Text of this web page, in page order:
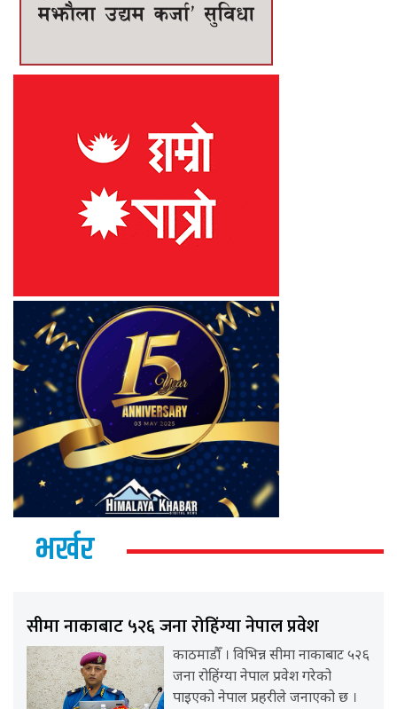
भर्खर
सीमा नाकाबाट ५२६ जना रोहिंग्या नेपाल प्रवेश
काठमाडौँ । विभिन्न सीमा नाकाबाट ५२६
जना रोहिंग्या नेपाल प्रवेश गरेको
पाइएको नेपाल प्रहरीले जनाएको छ ।